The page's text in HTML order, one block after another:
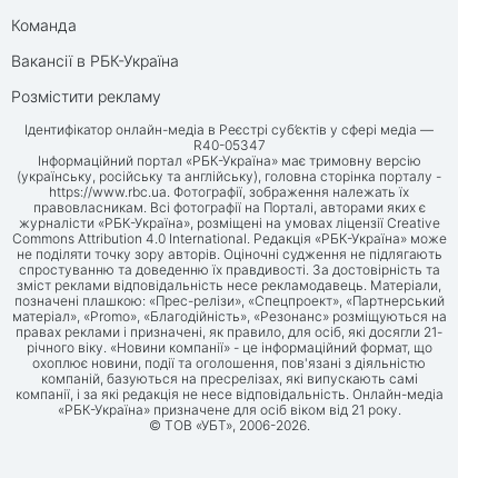
Команда
Вакансії в РБК-Україна
Розмістити рекламу
Ідентифікатор онлайн-медіа в Реєстрі суб’єктів у сфері медіа —
R40-05347
Інформаційний портал «РБК-Україна» має тримовну версію
(українську, російську та англійську), головна сторінка порталу -
https://www.rbc.ua. Фотографії, зображення належать їх
правовласникам. Всі фотографії на Порталі, авторами яких є
журналісти «РБК-Україна», розміщені на умовах ліцензії Creative
Commons Attribution 4.0 International. Редакція «РБК-Україна» може
не поділяти точку зору авторів. Оціночні судження не підлягають
спростуванню та доведенню їх правдивості. За достовірність та
зміст реклами відповідальність несе рекламодавець. Матеріали,
позначені плашкою: «Прес-релізи», «Спецпроект», «Партнерський
матеріал», «Promo», «Благодійність», «Резонанс» розміщуються на
правах реклами і призначені, як правило, для осіб, які досягли 21-
річного віку. «Новини компанії» - це інформаційний формат, що
охоплює новини, події та оголошення, пов'язані з діяльністю
компаній, базуються на пресрелізах, які випускають самі
компанії, і за які редакція не несе відповідальність. Онлайн-медіа
«РБК-Україна» призначене для осіб віком від 21 року.
© ТОВ «УБТ», 2006-2026.